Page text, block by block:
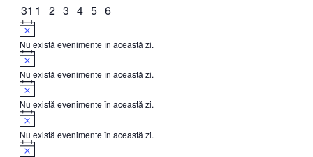
evenimente
evenimente
eveniment
evenimente
evenimente
evenimente
evenimente
0
evenimente
31 0
evenimente
1
0
2 0
3 0
4 0
5 0
6
Notificare
Nu există evenimente în această zi.
Notificare
Nu există evenimente în această zi.
Notificare
Nu există evenimente în această zi.
Notificare
Nu există evenimente în această zi.
Notificare